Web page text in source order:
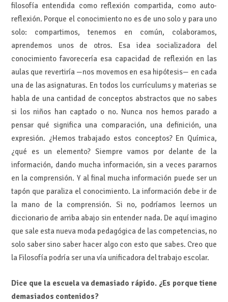
filosofía entendida como reflexión compartida, como auto-
reflexión. Porque el conocimiento no es de uno solo y para uno
solo: compartimos, tenemos en común, colaboramos,
aprendemos unos de otros. Esa idea socializadora del
conocimiento favorecería esa capacidad de reflexión en las
aulas que revertiría —nos movemos en esa hipótesis— en cada
una de las asignaturas. En todos los currículums y materias se
habla de una cantidad de conceptos abstractos que no sabes
si los niños han captado o no. Nunca nos hemos parado a
pensar qué significa una comparación, una definición, una
expresión. ¿Hemos trabajado estos conceptos? En Química,
¿qué es un elemento? Siempre vamos por delante de la
información, dando mucha información, sin a veces pararnos
en la comprensión. Y al final mucha información puede ser un
tapón que paraliza el conocimiento. La información debe ir de
la mano de la comprensión. Si no, podríamos leernos un
diccionario de arriba abajo sin entender nada. De aquí imagino
que sale esta nueva moda pedagógica de las competencias, no
solo saber sino saber hacer algo con esto que sabes. Creo que
la Filosofía podría ser una vía unificadora del trabajo escolar.
Dice que la escuela va demasiado rápido. ¿Es porque tiene
demasiados contenidos?